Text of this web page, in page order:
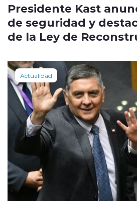
Presidente Kast
de seguridad y
de la Ley de
Actualidad